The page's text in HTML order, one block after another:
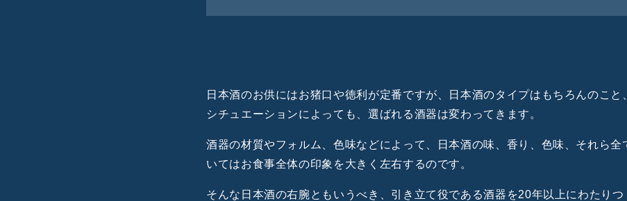
楽しい人と仕事をすることで、いいものが生まれる
山田晋一朗さんの平盃&ワイングラスの購入はこちら
日本酒のお供にはお猪口や徳利が定番ですが、
日本酒のタイプはもちろんのこと
シチュエーションによっても、選ばれる酒器は変わってきます。
酒器の材質やフォルム、色味などによって、日本酒の味、香り、色味、それら全
いてはお食事全体の印象を大きく左右するのです。
そんな日本酒の右腕ともいうべき、引き立て役である酒器を20年以上にわたり